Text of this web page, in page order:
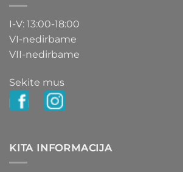
I-V: 13:00-18:00
VI-nedirbame
VII-nedirbame
Sekite mus
KITA INFORMACIJA